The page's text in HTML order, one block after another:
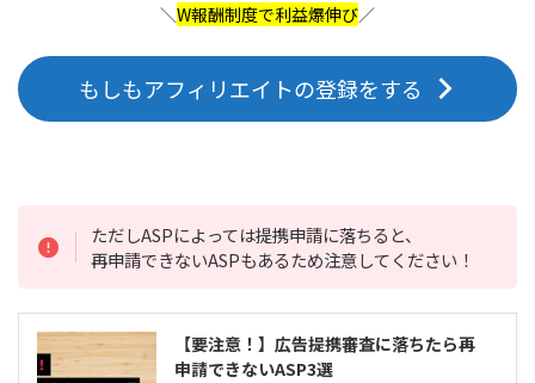
＼W報酬制度で利益爆伸び／
もしもアフィリエイトの登録をする
ただしASPによっては提携申請に落ちると、
再申請できないASPもあるため注意してください！
【要注意！】広告提携審査に落ちたら再
申請できないASP3選